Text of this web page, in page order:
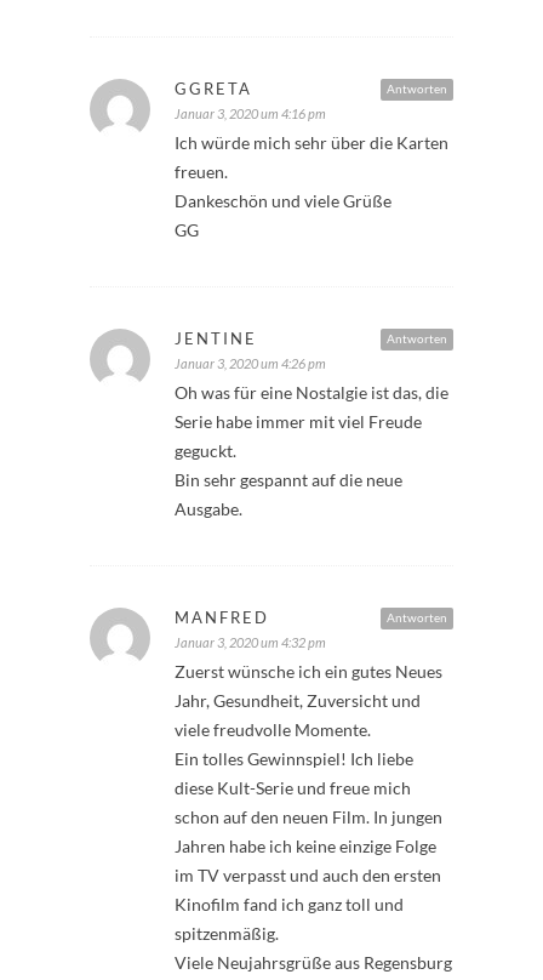
Antworten
GGRETA
Januar 3, 2020 um 4:16 pm
Ich würde mich sehr über die Karten
freuen.
Dankeschön und viele Grüße
GG
Antworten
JENTINE
Januar 3, 2020 um 4:26 pm
Oh was für eine Nostalgie ist das, die
Serie habe immer mit viel Freude
geguckt.
Bin sehr gespannt auf die neue
Ausgabe.
Antworten
MANFRED
Januar 3, 2020 um 4:32 pm
Zuerst wünsche ich ein gutes Neues
Jahr, Gesundheit, Zuversicht und
viele freudvolle Momente.
Ein tolles Gewinnspiel! Ich liebe
diese Kult-Serie und freue mich
schon auf den neuen Film. In jungen
Jahren habe ich keine einzige Folge
im TV verpasst und auch den ersten
Kinofilm fand ich ganz toll und
spitzenmäßig.
Viele Neujahrsgrüße aus Regensburg